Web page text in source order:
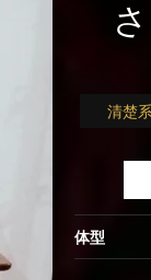
清楚系
体型